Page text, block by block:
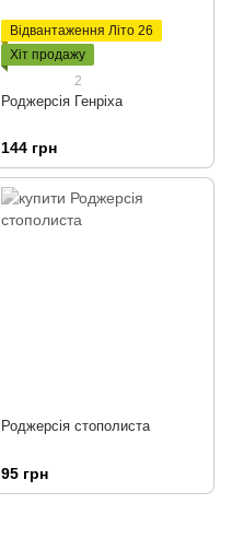
Відвантаження Літо 26
Хіт продажу
2
Роджерсія Генріха
144 грн
Роджерсія стополиста
95 грн